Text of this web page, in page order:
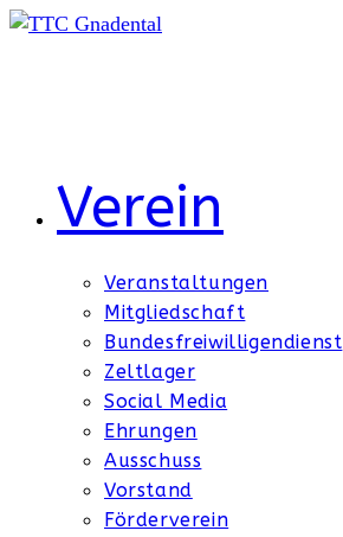
Zum
Verein
Veranstaltungen
Mitgliedschaft
Bundesfreiwilligendienst
Zeltlager
Social Media
Ehrungen
Ausschuss
Vorstand
Förderverein